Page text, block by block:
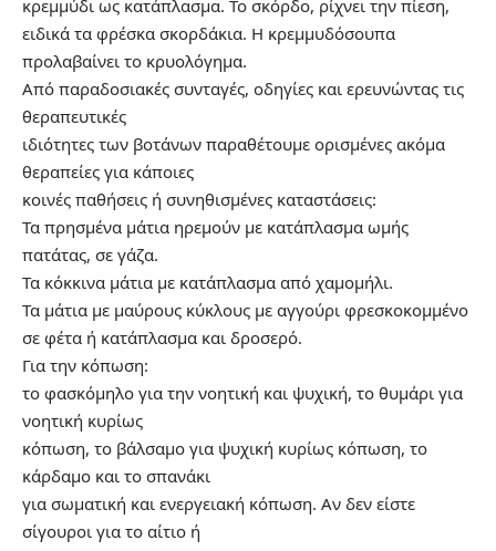
κρεμμύδι ως κατάπλασμα. Το σκόρδο, ρίχνει την πίεση,
ειδικά τα φρέσκα σκορδάκια. Η κρεμμυδόσουπα
προλαβαίνει το κρυολόγημα.
Από παραδοσιακές συνταγές, οδηγίες και ερευνώντας τις
θεραπευτικές
ιδιότητες των βοτάνων παραθέτουμε ορισμένες ακόμα
θεραπείες για κάποιες
κοινές παθήσεις ή συνηθισμένες καταστάσεις:
Τα πρησμένα μάτια ηρεμούν με κατάπλασμα ωμής
πατάτας, σε γάζα.
Τα κόκκινα μάτια με κατάπλασμα από χαμομήλι.
Τα μάτια με μαύρους κύκλους με αγγούρι φρεσκοκομμένο
σε φέτα ή κατάπλασμα και δροσερό.
Για την κόπωση:
το φασκόμηλο για την νοητική και ψυχική, το θυμάρι για
νοητική κυρίως
κόπωση, το βάλσαμο για ψυχική κυρίως κόπωση, το
κάρδαμο και το σπανάκι
για σωματική και ενεργειακή κόπωση. Αν δεν είστε
σίγουροι για το αίτιο ή